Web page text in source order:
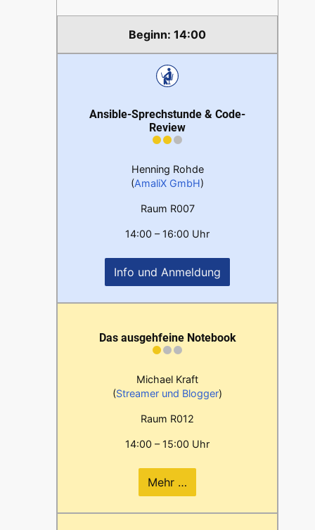
14:00
Ansible-Sprechstunde & Code-
Review
Henning Rohde
(AmaliX GmbH)
Raum R007
14:00 – 16:00 Uhr
Info und Anmeldung
Das ausgehfeine Notebook
Michael Kraft
(Streamer und Blogger)
Raum R012
14:00 – 15:00 Uhr
Mehr …